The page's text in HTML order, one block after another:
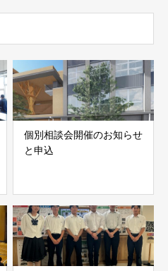
個別相談会開催のお知らせ
と申込